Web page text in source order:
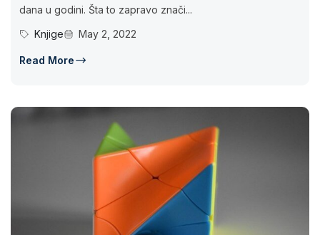
dana u godini. Šta to zapravo znači...
Knjige
May 2, 2022
Read More